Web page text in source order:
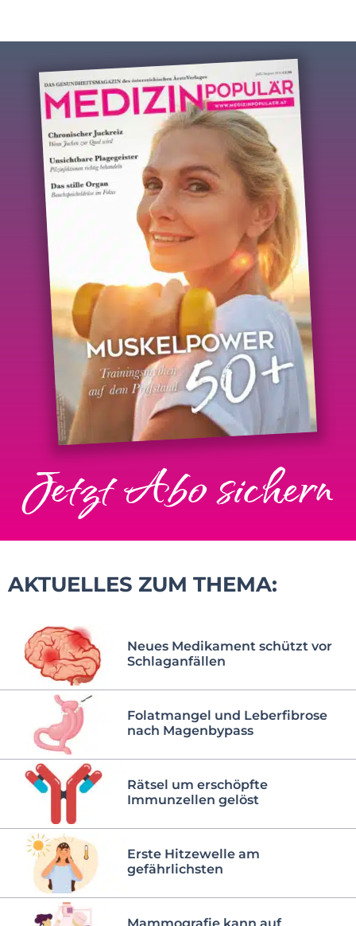
Jetzt Abo sichern
AKTUELLES ZUM THEMA:
Neues Medikament schützt vor
Schlaganfällen
Folatmangel und Leberfibrose
nach Magenbypass
Rätsel um erschöpfte
Immunzellen gelöst
Erste Hitzewelle am
gefährlichsten
Mammografie kann auf